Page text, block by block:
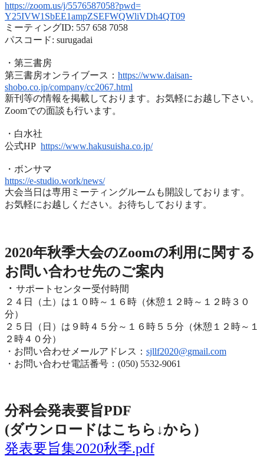
https://zoom.us/j/5576587058?pwd=
Y25IVW1SbEE1ampZSEFWQWliVDh4QT09
ミーティングID: 557 658 7058
パスコード: surugadai
・第三書房
第三書房オンライブース： https://www.daisan-
shobo.co.jp/company/cc2067.html
新刊等の情報を掲載しております。お気軽にお越し下さい。
Zoomでの面談も行います。
・白水社
公式HP https://www.hakusuisha.co.jp/
・ボンサマ
https://e-studio.work/news/
大会当日は専用ミーティングルームも開設しております。
お気軽にお越しください。お待ちしております。
2020年秋季大会のZoomの利用に関する
お問い合わせ先のご案内
・ サポートセンター受付時間
２４日（土）は１０時～１６時（休憩１２時～１２時３０
分）
２５日（日）は９時４５分～１６時５５分（休憩１２時～ １
２時４０分）
・お問い合わせメールアドレス： sjllf2020@gmail.com
・お問い合わせ電話番号：(050) 5532-9061
分科会発表要旨PDF
(ダウンロードはこちら↓から ）
発表要旨集2020秋季.pdf